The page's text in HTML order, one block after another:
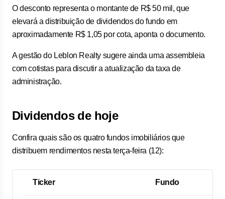
O desconto representa o montante de R$ 50 mil, que
elevará a distribuição de dividendos do fundo em
aproximadamente R$ 1,05 por cota, aponta o documento.
A gestão do Leblon Realty sugere ainda uma assembleia
com cotistas para discutir a atualização da taxa de
administração.
Dividendos de hoje
Confira quais são os quatro fundos imobiliários que
distribuem rendimentos nesta terça-feira (12):
Ticker Fundo